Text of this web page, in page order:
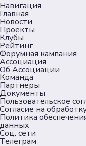
Навигация
Главная
Новости
Проекты
Клубы
Рейтинг
Форумная кампания
Ассоциация
Об Ассоциации
Команда
Партнеры
Документы
Пользовательское
Согласие на
Политика
данных
Соц. сети
Телеграм